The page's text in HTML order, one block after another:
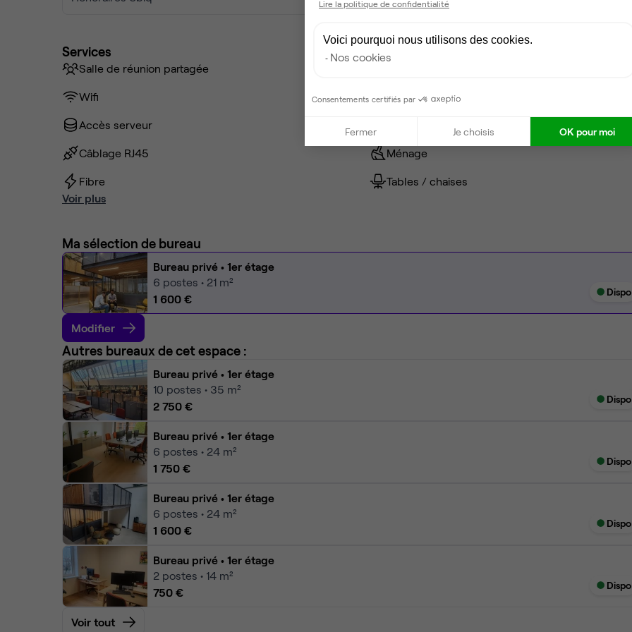
Services
Salle de réunion partagée
Wifi
Accès serveur
Câblage RJ45
Fibre
Espace d'attente
Ménage
Tables / chaises
Voir plus
Ma sélection de bureau
Bureau privé • 1er étage
6 postes • 21 m²
1 600 €
Dispo
Modifier
Autres bureaux de cet espace :
Bureau privé • 1er étage
10 postes • 35 m²
2 750 €
Dispo
Bureau privé • 1er étage
6 postes • 24 m²
1 750 €
Dispo
Bureau privé • 1er étage
6 postes • 24 m²
1 600 €
Dispo
Bureau privé • 1er étage
2 postes • 14 m²
750 €
Dispo
Voir tout
Lire la politique de confidentialité
Voici pourquoi nous utilisons des cookies.
Nos cookies
Consentements certifiés par
Fermer Je choisis OK pour moi